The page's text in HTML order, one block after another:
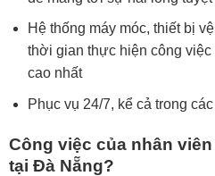
Hệ thống máy móc, thiết bị
thời gian thực hiện công việc
cao nhất
Phục vụ 24/7, kể cả trong
Công việc của nhân
tại Đà Nẵng?